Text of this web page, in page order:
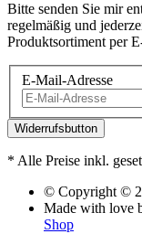
Bitte senden Sie mir
regelmäßig und
Produktsortiment per
E-Mail-Adresse
Widerrufsbutton
* Alle Preise inkl.
© Copyright ©
Made with love
Shop